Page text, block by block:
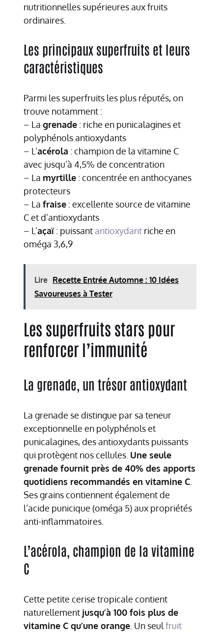
nutritionnelles supérieures aux fruits
ordinaires.
Les principaux superfruits et leurs
caractéristiques
Parmi les superfruits les plus réputés, on
trouve notamment :
– La grenade : riche en punicalagines et
polyphénols antioxydants
– L’acérola : champion de la vitamine C
avec jusqu’à 4,5% de concentration
– La myrtille : concentrée en anthocyanes
protecteurs
– La fraise : excellente source de vitamine
C et d’antioxydants
– L’açaï : puissant antioxydant riche en
oméga 3,6,9
Lire Recette Entrée Automne : 10 Idées
Savoureuses à Tester
Les superfruits stars pour
renforcer l’immunité
La grenade, un trésor antioxydant
La grenade se distingue par sa teneur
exceptionnelle en polyphénols et
punicalagines, des antioxydants puissants
qui protègent nos cellules. Une seule
grenade fournit près de 40% des apports
quotidiens recommandés en vitamine C
Ses grains contiennent également de
l’acide punicique (oméga 5) aux propriétés
anti-inflammatoires.
L’acérola, champion de la vitamine
C
Cette petite cerise tropicale contient
naturellement jusqu’à 100 fois plus de
vitamine C qu’une orange . Un seul fruit